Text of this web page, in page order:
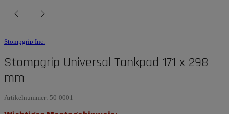
Stompgrip Inc.
Stompgrip Universal Tankpad 171 x 298
mm
Artikelnummer: 50-0001